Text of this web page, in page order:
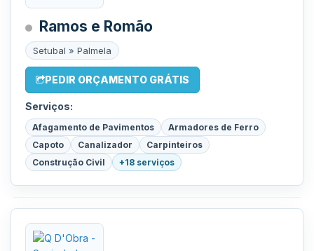
Ramos e Romão
Setubal » Palmela
PEDIR ORÇAMENTO GRÁTIS
Serviços:
Afagamento de Pavimentos
Armadores de Ferro
Capoto
Canalizador
Carpinteiros
Construção Civil
+18 serviços